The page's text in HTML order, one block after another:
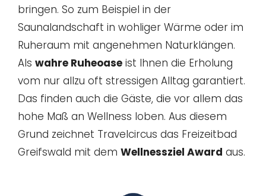
bringen. So zum Beispiel in der
Saunalandschaft in wohliger Wärme oder im
Ruheraum mit angenehmen Naturklängen.
Als wahre Ruheoase ist Ihnen die Erholung
vom nur allzu oft stressigen Alltag garantiert.
Das finden auch die Gäste, die vor allem das
hohe Maß an Wellness loben. Aus diesem
Grund zeichnet Travelcircus das Freizeitbad
Greifswald mit dem Wellnessziel Award aus.